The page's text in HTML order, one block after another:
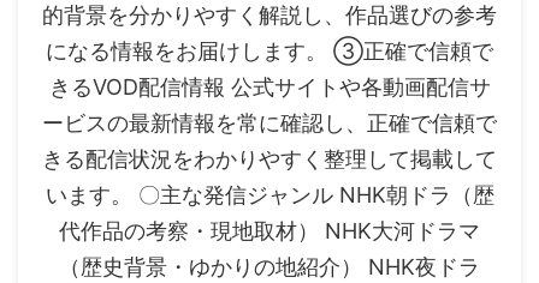
的背景を分かりやすく解説し、作品選びの参考
になる情報をお届けします。 ③正確で信頼で
きるVOD配信情報 公式サイトや各動画配信サ
ービスの最新情報を常に確認し、正確で信頼で
きる配信状況をわかりやすく整理して掲載して
います。 〇主な発信ジャンル NHK朝ドラ（歴
代作品の考察・現地取材） NHK大河ドラマ
（歴史背景・ゆかりの地紹介） NHK夜ドラ